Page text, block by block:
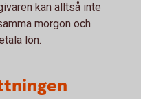
kan alltså inte
morgon och
lön.